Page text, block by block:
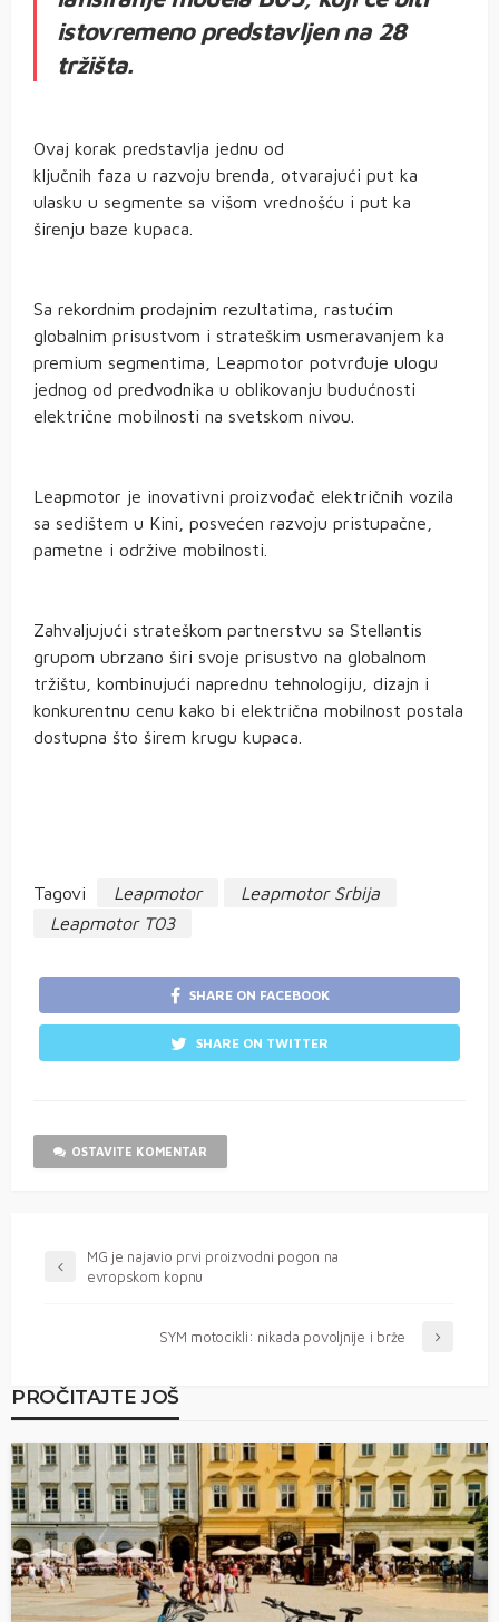
istovremeno predstavljen na 28
tržišta.
Ovaj korak predstavlja jednu od
ključnih faza u razvoju brenda, otvarajući put ka
ulasku u segmente sa višom vrednošću i put ka
širenju baze kupaca.
Sa rekordnim prodajnim rezultatima, rastućim
globalnim prisustvom i strateškim usmeravanjem ka
premium segmentima, Leapmotor potvrđuje ulogu
jednog od predvodnika u oblikovanju budućnosti
električne mobilnosti na svetskom nivou.
Leapmotor je inovativni proizvođač električnih vozila
sa sedištem u Kini, posvećen razvoju pristupačne,
pametne i održive mobilnosti.
Zahvaljujući strateškom partnerstvu sa Stellantis
grupom ubrzano širi svoje prisustvo na globalnom
tržištu, kombinujući naprednu tehnologiju, dizajn i
konkurentnu cenu kako bi električna mobilnost postala
dostupna što širem krugu kupaca.
Tagovi Leapmotor
Leapmotor Srbija
Leapmotor T03
SHARE ON FACEBOOK
SHARE ON TWITTER
OSTAVITE KOMENTAR
MG je najavio prvi proizvodni pogon na
evropskom kopnu
SYM motocikli: nikada povoljnije i brže
PROČITAJTE JOŠ